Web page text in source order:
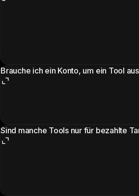
Brauche ich ein Konto, um ein Tool
Sind manche Tools nur für bezahlte